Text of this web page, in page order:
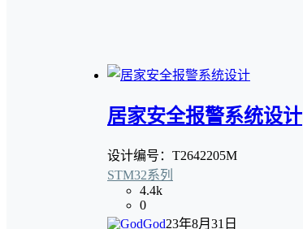
居家安全报警系统设计
设计编号：T2642205M
STM32系列
4.4k
0
God23年8月31日